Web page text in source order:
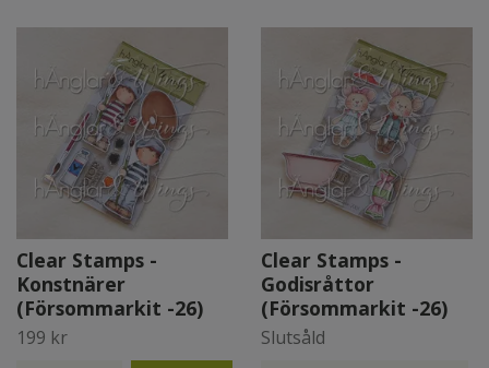
Clear Stamps -
Konstnärer
(Försommarkit -26)
199 kr
Clear Stamps -
Godisråttor
(Försommarkit -26)
Slutsåld